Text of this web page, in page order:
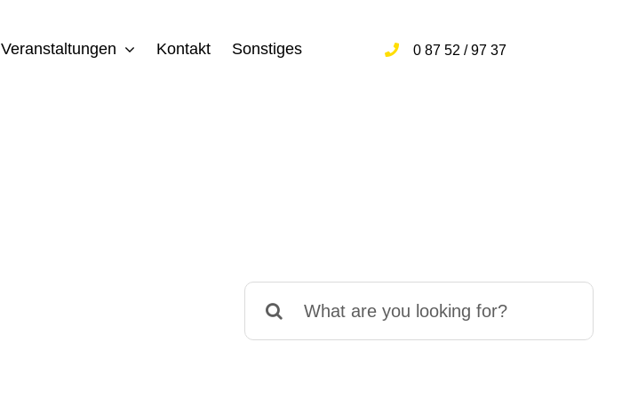
Veranstaltungen Kontakt Sonstiges 0 87 52 / 97 37
nach: